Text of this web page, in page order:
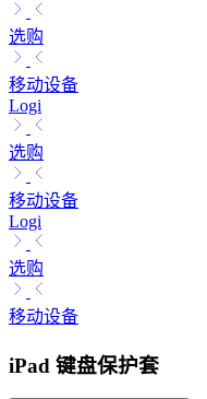
选购
移动设备
Logi
选购
移动设备
Logi
选购
移动设备
iPad 键盘保护套